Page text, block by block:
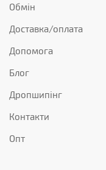
Обмін
Доставка/оплата
Допомога
Блог
Дропшипінг
Контакти
Опт